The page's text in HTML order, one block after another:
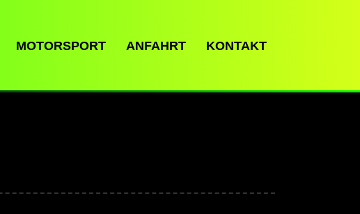
MOTORSPORT ANFAHRT KONTAKT